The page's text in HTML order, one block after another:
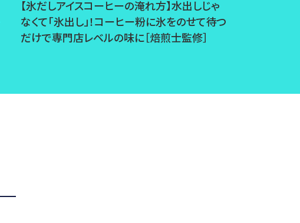
【氷だしアイスコーヒーの淹れ方】水出しじゃ
なくて「氷出し」！コーヒー粉に氷をのせて待つ
だけで専門店レベルの味に［焙煎士監修］